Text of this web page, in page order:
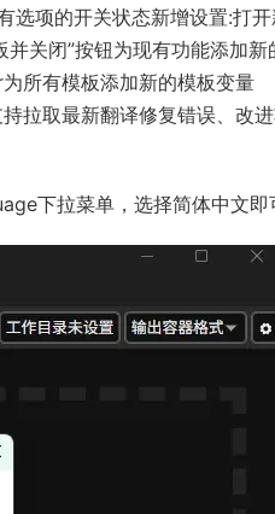
选项的开关状态新增设置:打
并关闭”按钮为现有功能添加新
所有模板添加新的模板变量
拉取最新翻译修复错误、改
下拉菜单，选择简体中文即